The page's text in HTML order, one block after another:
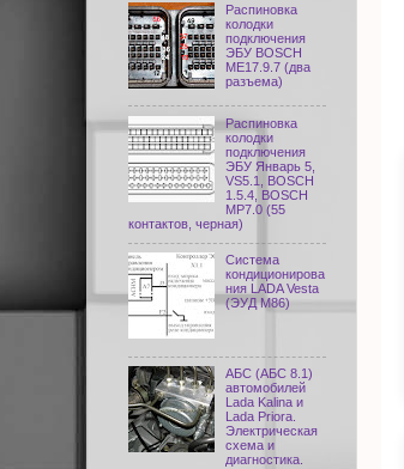
Распиновка
колодки
подключения
ЭБУ BOSCH
ME17.9.7 (два
разъема)
Распиновка
колодки
подключения
ЭБУ Январь 5,
VS5.1, BOSCH
1.5.4, BOSCH
MP7.0 (55
контактов, черная)
Система
кондиционирова
ния LADA Vesta
(ЭУД М86)
АБС (АБС 8.1)
автомобилей
Lada Kalina и
Lada Priora.
Электрическая
схема и
диагностика.